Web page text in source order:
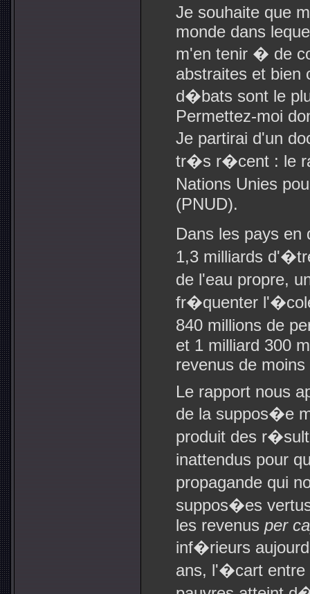
Je souhaite que
monde dans
m'en tenir � de
abstraites et bien
d�bats sont le
Permettez-moi
Je partirai d'un
tr�s r�cent : le
Nations Unies
(PNUD).
Dans les pays
1,3 milliards
de l'eau propre,
fr�quenter
840 millions de
et 1 milliard 300
revenus de
Le rapport nous
de la suppos�e
produit des
inattendus pour
propagande qui
suppos�es
les revenus per
inf�rieurs
ans, l'�cart entre